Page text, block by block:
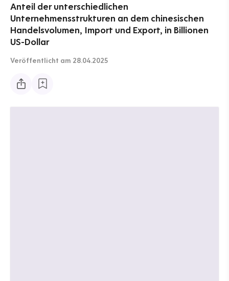
Anteil der unterschiedlichen
Unternehmensstrukturen an dem chinesischen
Handelsvolumen, Import und Export, in Billionen
US-Dollar
Veröffentlicht am 28.04.2025